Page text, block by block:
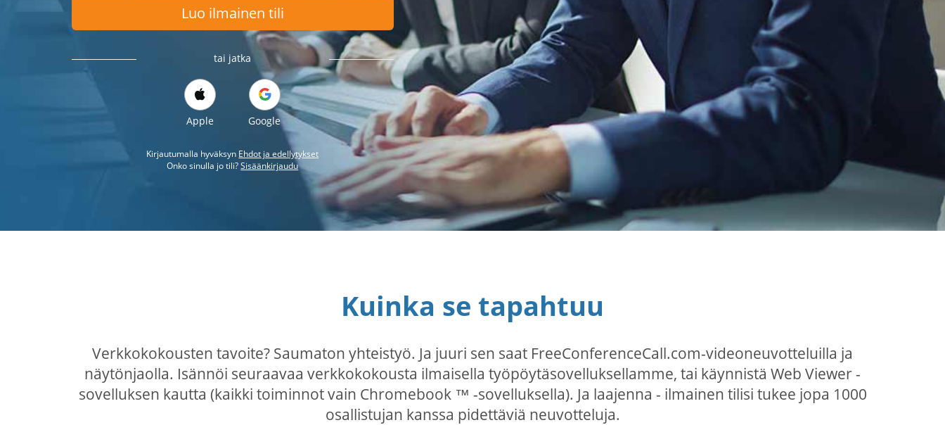
Luo ilmainen tili
tai jatka
Apple Google
Kirjautumalla hyväksyn Ehdot ja edellytykset
Onko sinulla jo tili?Sisäänkirjaudu
Kuinka se tapahtuu
Verkkokokousten tavoite? Saumaton yhteistyö. Ja juuri sen saat FreeConferenceCall.com-videoneuvotteluilla ja
näytönjaolla. Isännöi seuraavaa verkkokokousta ilmaisella työpöytäsovelluksellamme, tai käynnistä Web Viewer -
sovelluksen kautta (kaikki toiminnot vain Chromebook ™ -sovelluksella). Ja laajenna - ilmainen tilisi tukee jopa 1000
osallistujan kanssa pidettäviä neuvotteluja.